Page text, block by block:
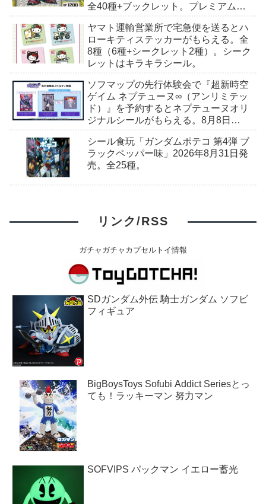
全40種+ブックレット。プレミアムバ
ヤマト運輸営業所で宅急便を送るとハ
ローキティステッカーがもらえる。全
8種（6種+シークレット2種）。シーク
レットはキラキラシール。
ソフマップの先行体験会で『超新時空
ゲイム ネプテューヌ∞（アンリミテッ
ド）』を予約するとネプテューヌオリ
ジナルシールがもらえる。8月8日
シール食玩「ガンダムポテコ 第4弾 ブ
ラックペッパー味」2026年8月31日発
売。全25種。
リンク/RSS
ガチャガチャカプセルトイ情報
SDガンダム外伝 騎士ガンダム ソフビ
フィギュア
BigBoysToys Sofubi Addict Seriesとっ
ても！ラッキーマン 努力マン
SOFVIPS パックマン イエロー蓄光